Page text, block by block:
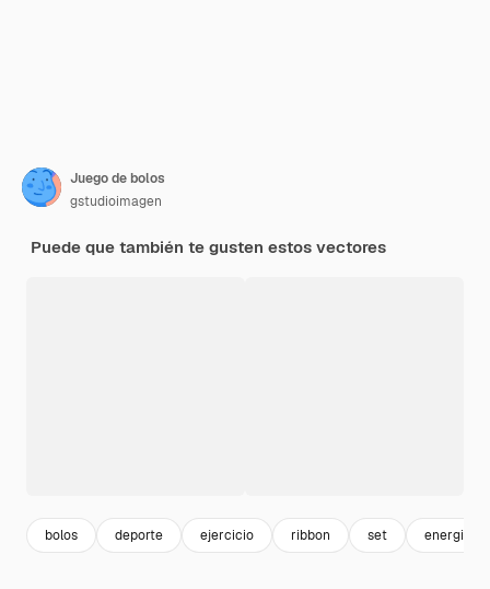
Juego de bolos
gstudioimagen
Puede que también te gusten estos vectores
bolos deporte ejercicio ribbon set energia